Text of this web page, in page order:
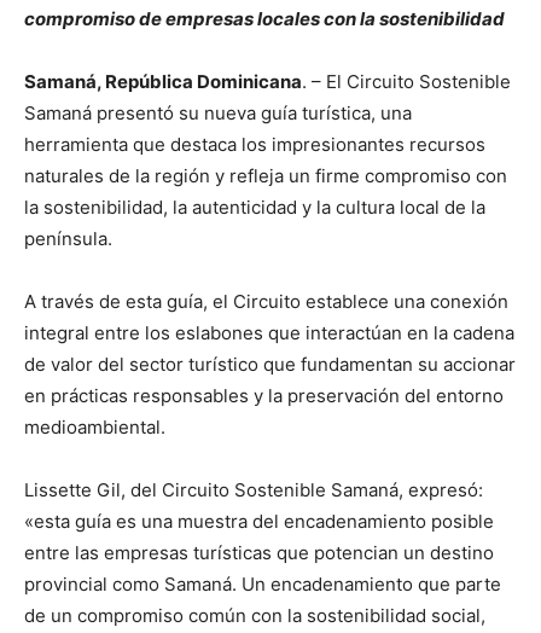
compromiso de empresas locales con la sostenibilidad
Samaná, República Dominicana. – El Circuito Sostenible
Samaná presentó su nueva guía turística, una
herramienta que destaca los impresionantes recursos
naturales de la región y refleja un firme compromiso con
la sostenibilidad, la autenticidad y la cultura local de la
península.
A través de esta guía, el Circuito establece una conexión
integral entre los eslabones que interactúan en la cadena
de valor del sector turístico que fundamentan su accionar
en prácticas responsables y la preservación del entorno
medioambiental.
Lissette Gil, del Circuito Sostenible Samaná, expresó:
«esta guía es una muestra del encadenamiento posible
entre las empresas turísticas que potencian un destino
provincial como Samaná. Un encadenamiento que parte
de un compromiso común con la sostenibilidad social,